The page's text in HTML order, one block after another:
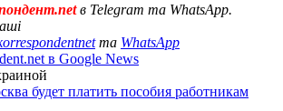
в Telegram та WhatsApp.
та WhatsApp
в Google News
будет платить пособия работникам